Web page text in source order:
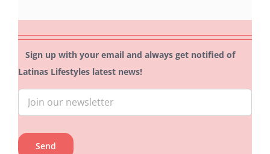
Sign up with your email and always get notified of
Latinas Lifestyles latest news!